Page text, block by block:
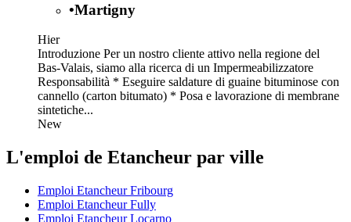
•Martigny
Hier
Introduzione Per un nostro cliente attivo nella regione del
Bas-Valais, siamo alla ricerca di un Impermeabilizzatore
Responsabilità * Eseguire saldature di guaine bituminose con
cannello (carton bitumato) * Posa e lavorazione di membrane
sintetiche...
New
L'emploi de Etancheur par ville
Emploi Etancheur Fribourg
Emploi Etancheur Fully
Emploi Etancheur Locarno